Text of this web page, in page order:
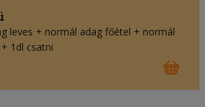
leves + normál adag főétel + normál
1dl csatni